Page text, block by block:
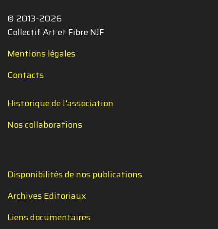
© 2013-2026
Collectif Art et Fibre NJF
Mentions légales
Contacts
Historique de l'association
Nos collaborations
Disponibilités de nos publications
Archives Editoriaux
Liens documentaires